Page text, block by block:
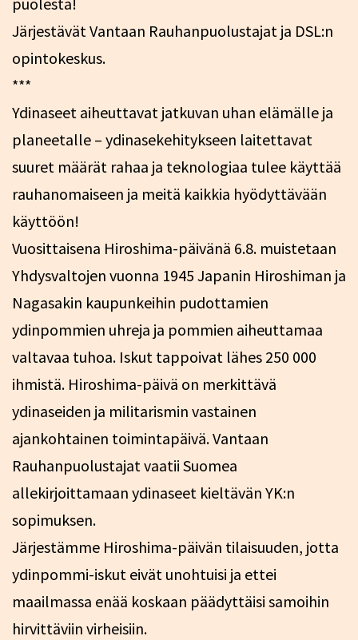
Järjestävät Vantaan Rauhanpuolustajat ja DSL:n
opintokeskus.
***
Ydinaseet aiheuttavat jatkuvan uhan elämälle ja
planeetalle – ydinasekehitykseen laitettavat
suuret määrät rahaa ja teknologiaa tulee käyttää
rauhanomaiseen ja meitä kaikkia hyödyttävään
käyttöön!
Vuosittaisena Hiroshima-päivänä 6.8. muistetaan
Yhdysvaltojen vuonna 1945 Japanin Hiroshiman ja
Nagasakin kaupunkeihin pudottamien
ydinpommien uhreja ja pommien aiheuttamaa
valtavaa tuhoa. Iskut tappoivat lähes 250 000
ihmistä. Hiroshima-päivä on merkittävä
ydinaseiden ja militarismin vastainen
ajankohtainen toimintapäivä. Vantaan
Rauhanpuolustajat vaatii Suomea
allekirjoittamaan ydinaseet kieltävän YK:n
sopimuksen.
Järjestämme Hiroshima-päivän tilaisuuden, jotta
ydinpommi-iskut eivät unohtuisi ja ettei
maailmassa enää koskaan päädyttäisi samoihin
hirvittäviin virheisiin.